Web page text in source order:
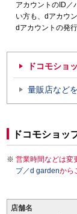
アカウントのID／
い方も、dアカウ
dアカウントの発
ドコモショ
量販店など
ドコモショッ
営業時間などは変
プ／d gardenから
店舗名